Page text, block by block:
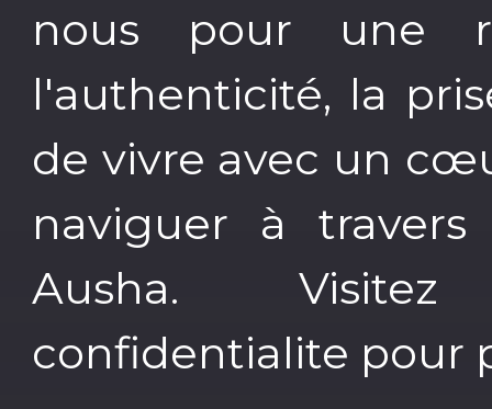
nous pour une
l'authenticité, la
de vivre avec un
naviguer à
Ausha. Visitez
confidentialite pour